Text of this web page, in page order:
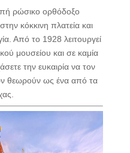
ρώσικο ορθόδοξο
κόκκινη πλατεία και
Από το 1928 λειτουργεί
μουσείου και σε καμία
την ευκαιρία να τον
θεωρούν ως ένα από τα